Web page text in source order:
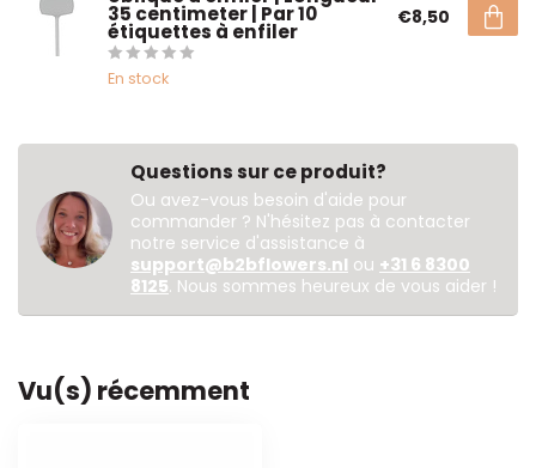
35 centimeter | Par 10
étiquettes à enfiler
En stock
€8,50
Questions sur ce produit?
Ou avez-vous besoin d'aide pour
commander ? N'hésitez pas à contacter
notre service d'assistance à
support@b2bflowers.nl ou +31 6 8300
8125. Nous sommes heureux de vous aider !
Vu(s) récemment